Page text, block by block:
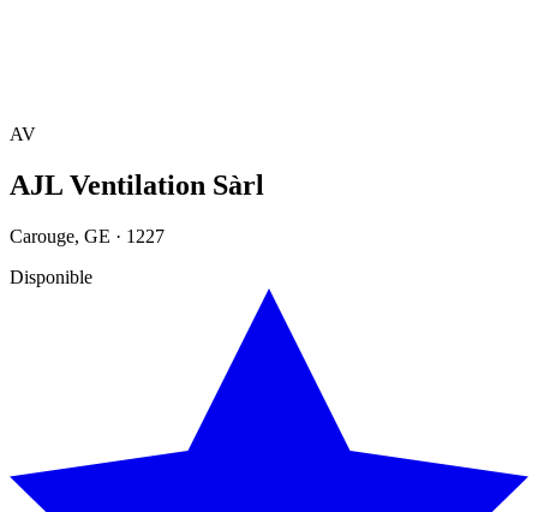
AV
AJL Ventilation Sàrl
Carouge, GE · 1227
Disponible